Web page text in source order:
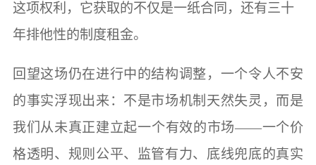
这项权利，它获取的不仅是一纸合同，还有三十
年排他性的制度租金。
回望这场仍在进行中的结构调整，一个令人不安
的事实浮现出来：不是市场机制天然失灵，而是
我们从未真正建立起一个有效的市场——一个价
格透明、规则公平、监管有力、底线兜底的真实